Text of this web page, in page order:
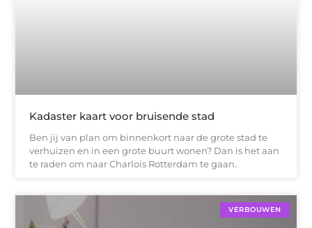
Kadaster kaart voor bruisende stad
Ben jij van plan om binnenkort naar de grote stad te
verhuizen en in een grote buurt wonen? Dan is het aan
te raden om naar Charlois Rotterdam te gaan.
VERBOUWEN